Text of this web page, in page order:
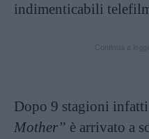
indimenticabili
Dopo 9 stagioni infatti
Mother” è arrivato a